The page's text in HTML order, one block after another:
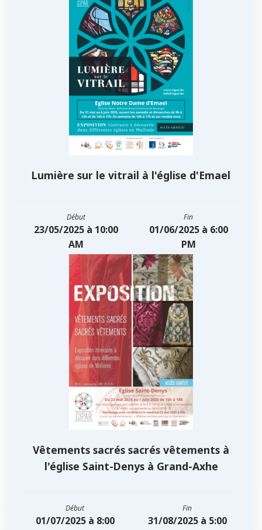
Lumière sur le vitrail à l'église d'Emael
Début
23/05/2025 à 10:00
AM
Fin
01/06/2025 à 6:00
PM
Vêtements sacrés sacrés vêtements à
l'église Saint-Denys à Grand-Axhe
Début
01/07/2025 à 8:00
Fin
31/08/2025 à 5:00